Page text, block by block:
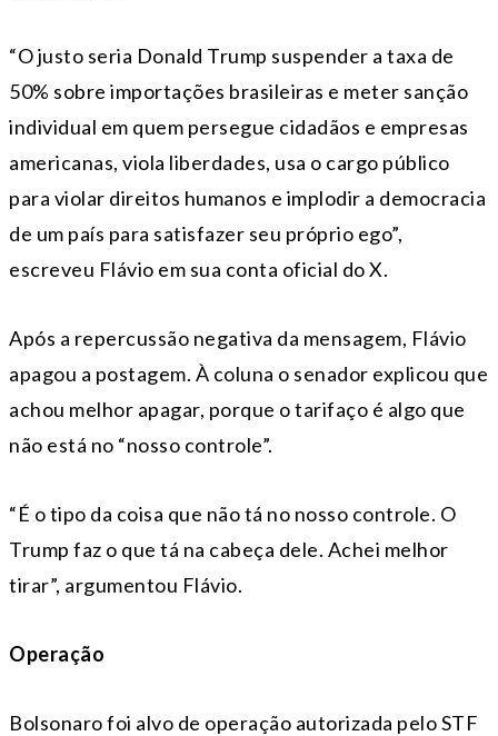
“O justo seria Donald Trump suspender a taxa de
50% sobre importações brasileiras e meter sanção
individual em quem persegue cidadãos e empresas
americanas, viola liberdades, usa o cargo público
para violar direitos humanos e implodir a democracia
de um país para satisfazer seu próprio ego”,
escreveu Flávio em sua conta oficial do X.
Após a repercussão negativa da mensagem, Flávio
apagou a postagem. À coluna o senador explicou que
achou melhor apagar, porque o tarifaço é algo que
não está no “nosso controle”.
“É o tipo da coisa que não tá no nosso controle. O
Trump faz o que tá na cabeça dele. Achei melhor
tirar”, argumentou Flávio.
Operação
Bolsonaro foi alvo de operação autorizada pelo STF